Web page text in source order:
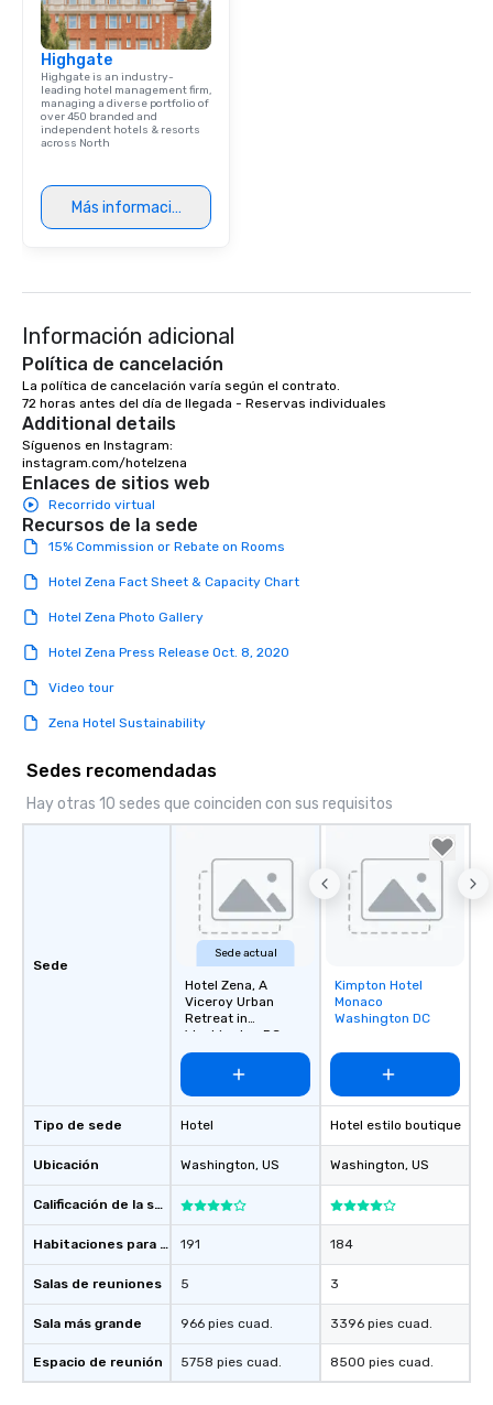
Highgate
Highgate is an industry-
leading hotel management firm,
managing a diverse portfolio of
over 450 branded and
independent hotels & resorts
across North
Más información
Información adicional
Política de cancelación
La política de cancelación varía según el contrato.
72 horas antes del día de llegada - Reservas individuales
Additional details
Síguenos en Instagram:
instagram.com/hotelzena
Enlaces de sitios web
Recorrido virtual
Recursos de la sede
15% Commission or Rebate on Rooms
Hotel Zena Fact Sheet & Capacity Chart
Hotel Zena Photo Gallery
Hotel Zena Press Release Oct. 8, 2020
Video tour
Zena Hotel Sustainability
Sedes recomendadas
Hay otras 10 sedes que coinciden con sus requisitos
Sede
Tipo de sede
Ubicación
Calificación de la sede
Habitaciones para huéspedes
Salas de reuniones
Sala más grande
Espacio de reunión
Sede actual
Hotel Zena, A
Viceroy Urban
Retreat in
Washington DC
Hotel
Washington, US
191
5
966 pies cuad.
5758 pies cuad.
Removed from
favorites
Kimpton Hotel
Monaco
Washington DC
Hotel estilo boutique
Washington, US
184
3
3396 pies cuad.
8500 pies cuad.